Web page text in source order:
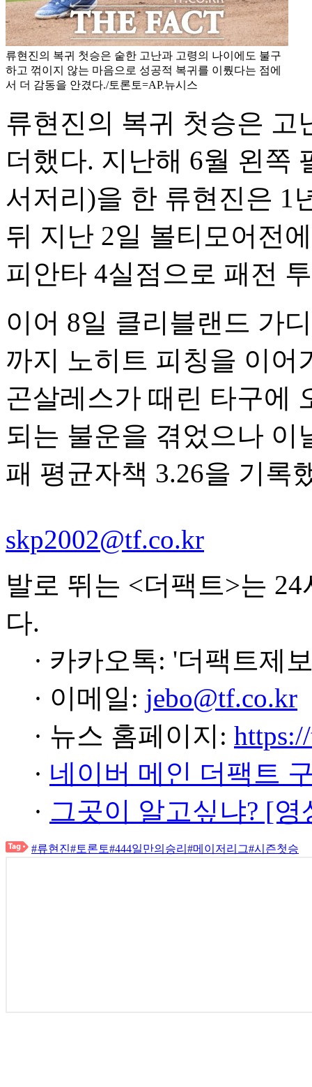
류현진의 복귀 첫승은 숱한 고난과 고령의 나이에도 불구
하고 꺾이지 않는 마음으로 성공적 복귀를 이뤘다는 점에
서 더 감동을 안겼다./토론토=AP.뉴시스
류현진의 복귀 첫승은 고
더했다. 지난해 6월 왼쪽
서저리)을 한 류현진은 1
뒤 지난 2일 볼티모어전
피안타 4실점으로 패전
이어 8일 클리블랜드 가
까지 노히트 피칭을 이어
곤살레스가 때린 타구에
되는 불운을 겪었으나 이
패 평균자책 3.26을 기록
skp2002@tf.co.kr
발로 뛰는 <더팩트>는
다.
· 카카오톡: '더팩트제
· 이메일: jebo@tf.co.kr
· 뉴스 홈페이지:
· 네이버 메인 더팩트
· 그곳이 알고싶냐? [
#류현진#토론토#444일만의승리 #메이저리그#시즌첫승